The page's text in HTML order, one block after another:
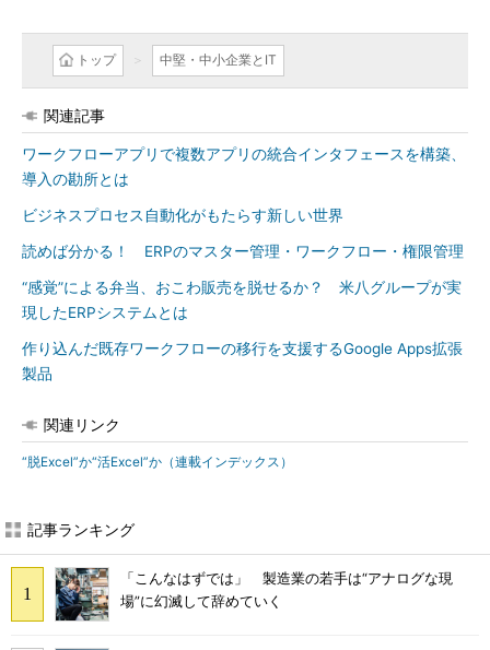
トップ 中堅・中小企業とIT
関連記事
ワークフローアプリで複数アプリの統合インタフェースを構築、
導入の勘所とは
ビジネスプロセス自動化がもたらす新しい世界
読めば分かる！ ERPのマスター管理・ワークフロー・権限管理
“感覚”による弁当、おこわ販売を脱せるか？ 米八グループが実
現したERPシステムとは
作り込んだ既存ワークフローの移行を支援するGoogle Apps拡張
製品
関連リンク
“脱Excel”か“活Excel”か（連載インデックス）
記事ランキング
「こんなはずでは」 製造業の若手は“アナログな現
場”に幻滅して辞めていく